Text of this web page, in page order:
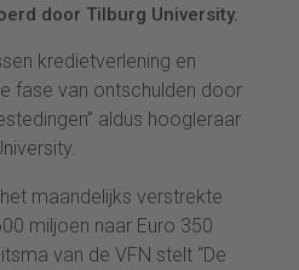
door Tilburg University.
kredietverlening en
fase van ontschulden door
aldus hoogleraar
maandelijks verstrekte
miljoen naar Euro 350
van de VFN stelt “De